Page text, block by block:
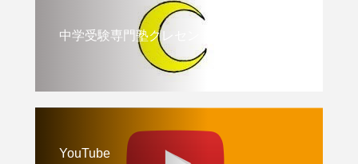
中学受験専門塾クレセント
YouTube